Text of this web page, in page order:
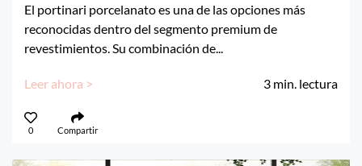
El portinari porcelanato es una de las opciones más
reconocidas dentro del segmento premium de
revestimientos. Su combinación de...
Leer ahora > 3 min. lectura
0 Compartir